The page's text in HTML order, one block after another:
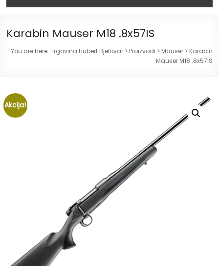
Karabin Mauser M18 .8x57IS
You are here: Trgovina Hubert Bjelovar> Proizvodi > Mauser> Karabin
Mauser M18 .8x57IS
Akcija!